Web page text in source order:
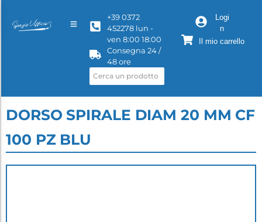
+39 0372
452278 lun -
ven 8:00 18:00
Consegna 24 /
48 ore
Logi
n
Il mio carrello
DORSO SPIRALE DIAM 20 MM CF
100 PZ BLU